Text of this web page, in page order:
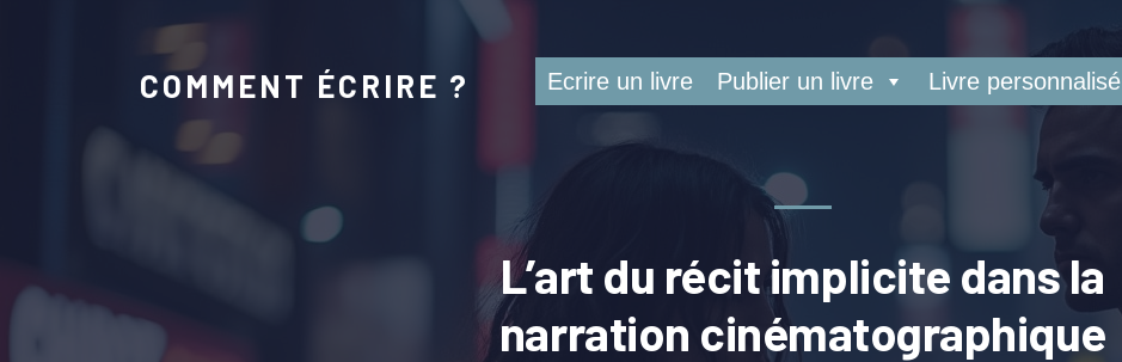
COMMENT ÉCRIRE ? Ecrire un livre Publier un livre Livre personnalisé
L’art du récit implicite dans la
narration cinématographique